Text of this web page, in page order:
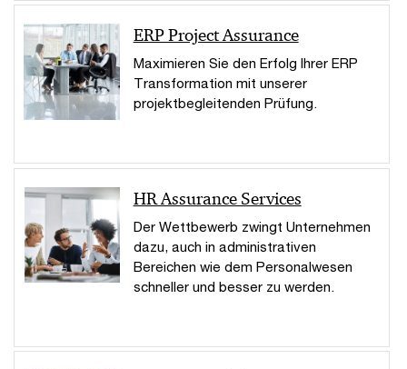
ERP Project Assurance
Maximieren Sie den Erfolg Ihrer ERP
Transformation mit unserer
projektbegleitenden Prüfung.
HR Assurance Services
Der Wettbewerb zwingt Unternehmen
dazu, auch in administrativen
Bereichen wie dem Personalwesen
schneller und besser zu werden.